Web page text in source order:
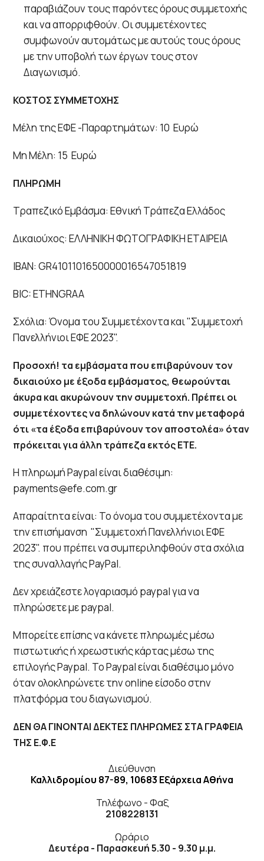
παραβιάζουν τους παρόντες όρους συμμετοχής
και να απορριφθούν. Οι συμμετέχοντες
συμφωνούν αυτομάτως με αυτούς τους όρους
με την υποβολή των έργων τους στον
Διαγωνισμό.
ΚΟΣΤΟΣ ΣΥΜΜΕΤΟΧΗΣ
Μέλη της ΕΦΕ -Παραρτημάτων: 10 Ευρώ
Μη Μέλη: 15 Ευρώ
ΠΛΗΡΩΜΗ
Τραπεζικό Εμβάσμα: Εθνική Τράπεζα Ελλάδος
Δικαιούχος: ΕΛΛΗΝΙΚΗ ΦΩΤΟΓΡΑΦΙΚΗ ΕΤΑΙΡΕΙΑ
ΙΒΑΝ: GR4101101650000016547051819
BIC: ETHNGRAA
Σχόλια: Όνομα του Συμμετέχοντα και "Συμμετοχή
Πανελλήνιοι ΕΦΕ 2023".
Προσοχή! τα εμβάσματα που επιβαρύνουν τον
δικαιούχο με έξοδα εμβάσματος, θεωρούνται
άκυρα και ακυρώνουν την συμμετοχή. Πρέπει οι
συμμετέχοντες να δηλώνουν κατά την μεταφορά
ότι «τα έξοδα επιβαρύνουν τον αποστολέα» όταν
πρόκειται για άλλη τράπεζα εκτός ΕΤΕ.
Η πληρωμή Paypal είναι διαθέσιμη:
payments@efe.com.gr
Απαραίτητα είναι: Το όνομα του συμμετέχοντα με
την επισήμανση "Συμμετοχή Πανελλήνιοι ΕΦΕ
2023". που πρέπει να συμπεριληφθούν στα σχόλια
της συναλλαγής PayPal.
Δεν χρειάζεστε λογαριασμό paypal για να
πληρώσετε με paypal.
Μπορείτε επίσης να κάνετε πληρωμές μέσω
πιστωτικής ή χρεωστικής κάρτας μέσω της
επιλογής Paypal. Το Paypal είναι διαθέσιμο μόνο
όταν ολοκληρώνετε την online είσοδο στην
πλατφόρμα του διαγωνισμού.
ΔΕΝ ΘΑ ΓΙΝΟΝΤΑΙ ΔΕΚΤΕΣ ΠΛΗΡΩΜΕΣ ΣΤΑ ΓΡΑΦΕΙΑ
ΤΗΣ Ε.Φ.Ε
Διεύθυνση
Καλλιδρομίου 87-89, 10683 Εξάρχεια Αθήνα
Τηλέφωνο - Φαξ
2108228131
Ωράριο
Δευτέρα - Παρασκευή 5.30 - 9.30 μ.μ.